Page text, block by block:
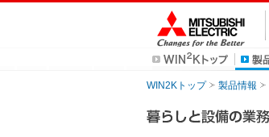
WIN2Kトップ 製品情報